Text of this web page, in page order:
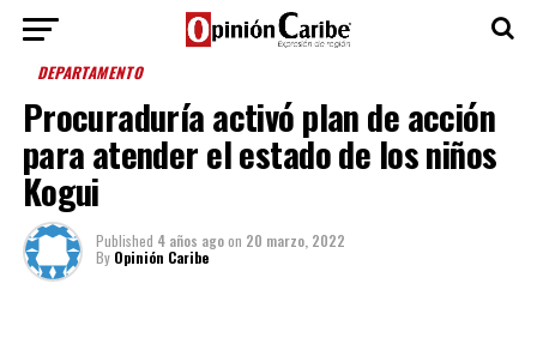
DEPARTAMENTO
Procuraduría activó plan de acción
para atender el estado de los niños
Kogui
Published 4 años agoon 20 marzo, 2022
By Opinión Caribe